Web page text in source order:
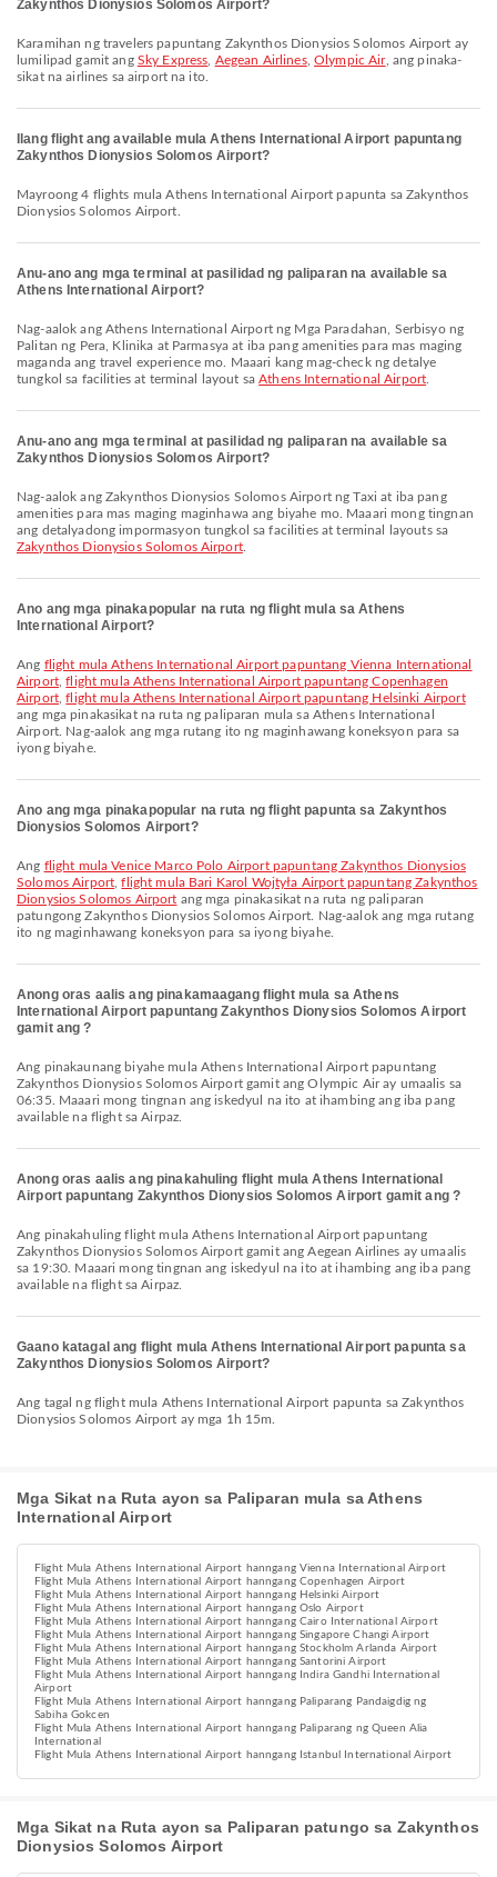
Zakynthos Dionysios Solomos Airport?
Karamihan ng travelers papuntang Zakynthos Dionysios Solomos Airport ay
lumilipad gamit ang Sky Express Aegean Airlines,Olympic Air, ang pinaka-
sikat na airlines sa airport na ito.
Ilang flight ang available mula Athens International Airport papuntang
Zakynthos Dionysios Solomos Airport?
Mayroong 4 flights mula Athens International Airport papunta sa Zakynthos
Dionysios Solomos Airport.
Anu-ano ang mga terminal at pasilidad ng paliparan na available sa
Athens International Airport?
Nag-aalok ang Athens International Airport ng Mga Paradahan, Serbisyo ng
Palitan ng Pera, Klinika at Parmasya at iba pang amenities para mas maging
maganda ang travel experience mo. Maaari kang mag-check ng detalye
tungkol sa facilities at terminal layout saAthens International Airport
Anu-ano ang mga terminal at pasilidad ng paliparan na available sa
Zakynthos Dionysios Solomos Airport?
Nag-aalok ang Zakynthos Dionysios Solomos Airport ng Taxi at iba pang
amenities para mas maging maginhawa ang biyahe mo. Maaari mong tingnan
ang detalyadong impormasyon tungkol sa facilities at terminal layouts sa
Zakynthos Dionysios Solomos Airport.
Ano ang mga pinakapopular na ruta ng flight mula sa Athens
International Airport?
Ang flight mula Athens International Airport papuntang Vienna International
Airport,flight mula Athens International Airport papuntang Copenhagen
Airport,flight mula Athens International Airport papuntang Helsinki Airport
ang mga pinakasikat na ruta ng paliparan mula sa Athens International
Airport. Nag-aalok ang mga rutang ito ng maginhawang koneksyon para sa
iyong biyahe.
Ano ang mga pinakapopular na ruta ng flight papunta sa Zakynthos
Dionysios Solomos Airport?
Ang flight mula Venice Marco Polo Airport papuntang Zakynthos Dionysios
Solomos Airport ,flight mula Bari Karol Wojtyła Airport papuntang Zakynthos
Dionysios Solomos Airport ang mga pinakasikat na ruta ng paliparan
patungong Zakynthos Dionysios Solomos Airport. Nag-aalok ang mga rutang
ito ng maginhawang koneksyon para sa iyong biyahe.
Anong oras aalis ang pinakamaagang flight mula sa Athens
International Airport papuntang Zakynthos Dionysios Solomos Airport
gamit ang ?
Ang pinakaunang biyahe mula Athens International Airport papuntang
Zakynthos Dionysios Solomos Airport gamit ang Olympic Air ay umaalis sa
06:35. Maaari mong tingnan ang iskedyul na ito at ihambing ang iba pang
available na flight sa Airpaz.
Anong oras aalis ang pinakahuling flight mula Athens International
Airport papuntang Zakynthos Dionysios Solomos Airport gamit ang ?
Ang pinakahuling flight mula Athens International Airport papuntang
Zakynthos Dionysios Solomos Airport gamit ang Aegean Airlines ay umaalis
sa 19:30. Maaari mong tingnan ang iskedyul na ito at ihambing ang iba pang
available na flight sa Airpaz.
Gaano katagal ang flight mula Athens International Airport papunta sa
Zakynthos Dionysios Solomos Airport?
Ang tagal ng flight mula Athens International Airport papunta sa Zakynthos
Dionysios Solomos Airport ay mga 1h 15m.
Mga Sikat na Ruta ayon sa Paliparan mula sa Athens
International Airport
Flight Mula Athens International Airport hanngang Vienna International Airport
Flight Mula Athens International Airport hanngang Copenhagen Airport
Flight Mula Athens International Airport hanngang Helsinki Airport
Flight Mula Athens International Airport hanngang Oslo Airport
Flight Mula Athens International Airport hanngang Cairo International Airport
Flight Mula Athens International Airport hanngang Singapore Changi Airport
Flight Mula Athens International Airport hanngang Stockholm Arlanda Airport
Flight Mula Athens International Airport hanngang Santorini Airport
Flight Mula Athens International Airport hanngang Indira Gandhi International
Airport
Flight Mula Athens International Airport hanngang Paliparang Pandaigdig ng
Sabiha Gokcen
Flight Mula Athens International Airport hanngang Paliparang ng Queen Alia
International
Flight Mula Athens International Airport hanngang Istanbul International Airport
Mga Sikat na Ruta ayon sa Paliparan patungo sa Zakynthos
Dionysios Solomos Airport